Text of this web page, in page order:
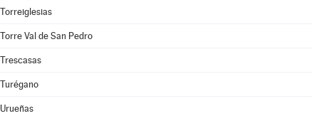
Torreiglesias
Torre Val de San Pedro
Trescasas
Turégano
Urueñas